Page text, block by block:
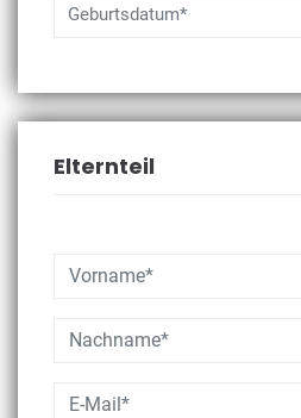
Geburtsdatum*
Elternteil